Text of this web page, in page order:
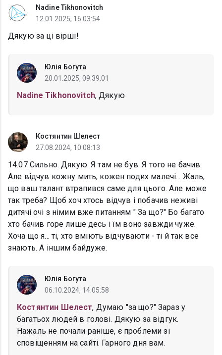
Nadine Tikhonovitch
12.01.2025, 16:03:54
Дякую за ці вірші!
Юлія Богута
20.01.2025, 09:39:01
Nadine Tikhonovitch, Дякую
Костянтин Шелест
27.08.2024, 10:08:13
14.07 Сильно. Дякую. Я там не був. Я того не бачив.
Але відчув кожну мить, кожен подих малечі... Жаль,
що ваш талант втрапився саме для цього. Але може
так треба? Щоб хоч хтось відчув і побачив неживі
дитячі очі з німим вже питанням " За що?" Бо багато
хто бачив горе лише десь і їм воно завжди чуже.
Хоча що я... ті, хто вміють відчуваюти - ті й так все
знають. А іншим байдуже.
Юлія Богута
06.10.2024, 14:05:58
Костянтин Шелест, Думаю "за що?" Зараз у
багатьох людей в голові. Дякую за відгук.
Нажаль не почали раніше, є проблеми зі
сповіщенням на сайті. Гарного дня вам.